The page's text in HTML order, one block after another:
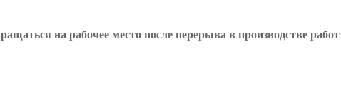
на рабочее место после перерыва в производстве